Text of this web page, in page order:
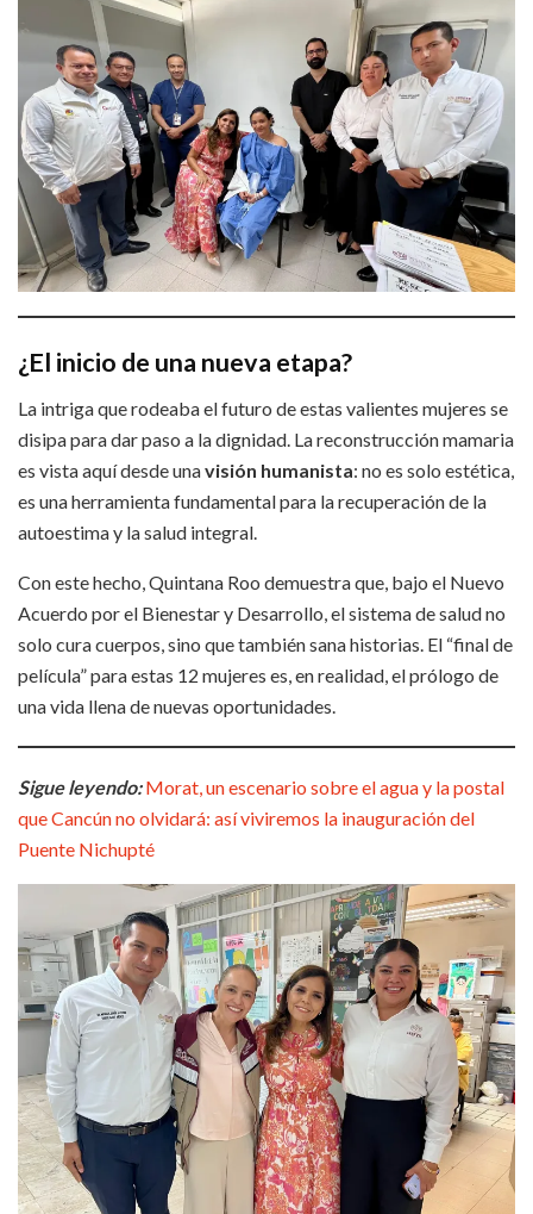
¿El inicio de una nueva etapa?
La intriga que rodeaba el futuro de estas valientes mujeres se
disipa para dar paso a la dignidad. La reconstrucción mamaria
es vista aquí desde unavisión humanista: no es solo estética,
es una herramienta fundamental para la recuperación de la
autoestima y la salud integral.
Con este hecho, Quintana Roo demuestra que, bajo el Nuevo
Acuerdo por el Bienestar y Desarrollo, el sistema de salud no
solo cura cuerpos, sino que también sana historias. El “final de
película” para estas 12 mujeres es, en realidad, el prólogo de
una vida llena de nuevas oportunidades.
Sigue leyendo:Morat, un escenario sobre el agua y la postal
que Cancún no olvidará: así viviremos la inauguración del
Puente Nichupté